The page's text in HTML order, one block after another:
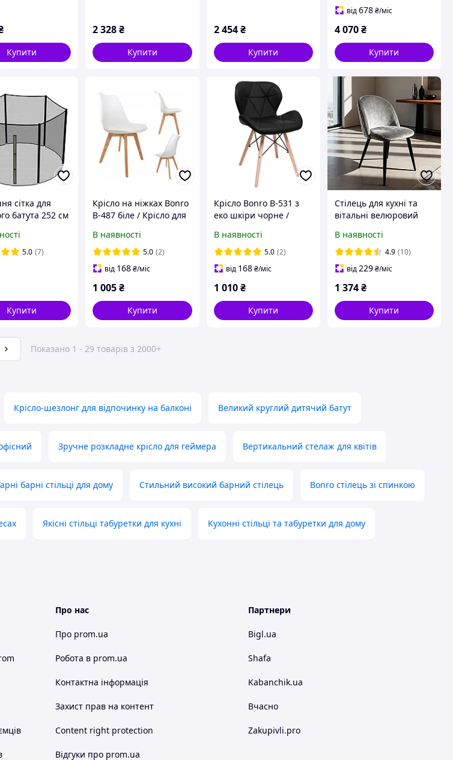
Купити
2 328₴
Купити
2 454 ₴
Купити
від678₴/міс
4 070₴
Купити
сітка для
батута 252 см
дитячий батут
5.0 (7)
Купити
Крісло на ніжках Bonro
B-487 біле / Крісло для
офісу, стілець для
роботи та відпочинку
В наявності
5.0 (2)
від 168₴/міс
1 005₴
Купити
Крісло Bonro B-531 з
еко шкіри чорне /
крісло, стілець для
кухні, вітальні та
роботи за столом
В наявності
5.0 (2)
від 168 ₴/міс
1 010 ₴
Купити
Стілець для кухні та
вітальні велюровий
Крісло для кафе, бару,
дому з велюру
В наявності
4.9 (10)
від229₴/міс
1 374₴
Купити
Показано 1 - 29 товарів з 2000+
Крісло-шезлонг для відпочинку на балконі Великий круглий дитячий батут
Зручне розкладне крісло для геймера Вертикальний стелаж для квітів
барні стільці для дому Стильний високий барний стілець Bonro стілець зі спинкою
Якісні стільці табуретки для кухні Кухонні стільці та табуретки для дому
Про нас
Про prom.ua
Робота в prom.ua
Контактна інформація
Захист прав на контент
Content right protection
Відгуки про prom.ua
Партнери
Bigl.ua
Shafa
Kabanchik.ua
Вчасно
Zakupivli.pro